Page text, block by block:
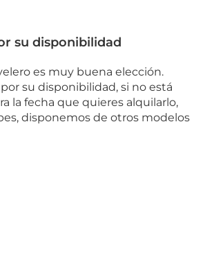
su disponibilidad
es muy buena elección.
su disponibilidad, si no está
la fecha que quieres alquilarlo,
disponemos de otros modelos